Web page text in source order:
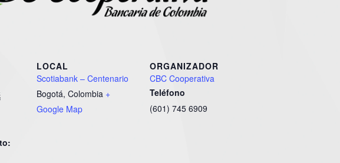
LOCAL
Scotiabank – Centenario
Bogotá, Colombia +
Google Map
ORGANIZADOR
CBC Cooperativa
Teléfono
(601) 745 6909